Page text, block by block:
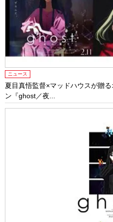
ニュース
夏目真悟監督×マッドハウスが贈
ン『ghost／夜...